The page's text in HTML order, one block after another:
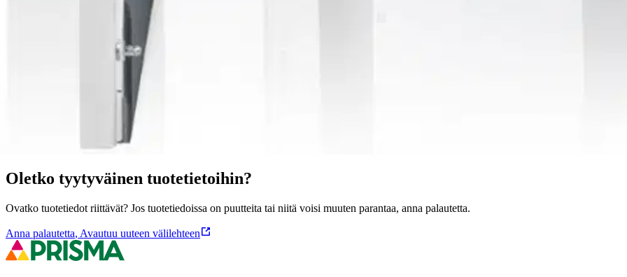
Enervent Pingvin XL -ilmanvaihtokone soveltuu parhaiten keskikokoisiin omakotitaloihin ja asuinkerrostaloihin. Se soveltuu hyvin myös
Pingvin XL on matala, eli sen voi asentaa ahtaaseenkin tilaan: esimerkiksi tekniseen tilaan lämminvesivaraajan yläpuolelle. Poisto/
Korkeus 540 mm. Syvyys 555 mm. Paino 63 kg. Asennus seinälle tai kattoon
Oletko tyytyväinen tuotetietoihin?
Ovatko tuotetiedot riittävät? Jos tuotetiedoissa on puutteita tai niitä voisi muuten parantaa, anna palautetta.
Anna palautetta, Avautuu uuteen välilehteen